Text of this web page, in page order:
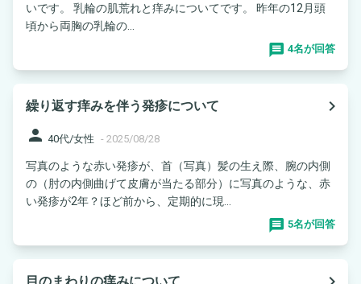
いです。 乳輪の肌荒れと痒みについてです。 昨年の12月頭
頃から両胸の乳輪の...
4名が回答
繰り返す痒みを伴う発疹について
navigate_next
person 40代/女性 - 2025/08/28
写真のような赤い発疹が、首（写真）髪の生え際、腕の内側
の（肘の内側曲げて皮膚が当たる部分）に写真のような、赤
い発疹が2年？ほど前から、定期的に現...
5名が回答